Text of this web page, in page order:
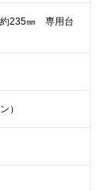
約235㎜ 専用台
）